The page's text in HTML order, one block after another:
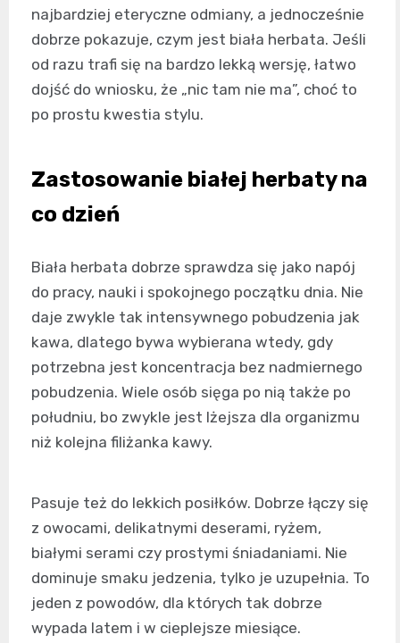
najbardziej eteryczne odmiany, a jednocześnie
dobrze pokazuje, czym jest biała herbata. Jeśli
od razu trafi się na bardzo lekką wersję, łatwo
dojść do wniosku, że „nic tam nie ma”, choć to
po prostu kwestia stylu.
Zastosowanie białej herbaty na
co dzień
Biała herbata dobrze sprawdza się jako napój
do pracy, nauki i spokojnego początku dnia. Nie
daje zwykle tak intensywnego pobudzenia jak
kawa, dlatego bywa wybierana wtedy, gdy
potrzebna jest koncentracja bez nadmiernego
pobudzenia. Wiele osób sięga po nią także po
południu, bo zwykle jest lżejsza dla organizmu
niż kolejna filiżanka kawy.
Pasuje też do lekkich posiłków. Dobrze łączy się
z owocami, delikatnymi deserami, ryżem,
białymi serami czy prostymi śniadaniami. Nie
dominuje smaku jedzenia, tylko je uzupełnia. To
jeden z powodów, dla których tak dobrze
wypada latem i w cieplejsze miesiące.